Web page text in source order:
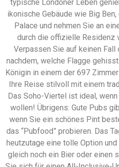
typische Londoner Leben
ikonische Gebäude wie Big
Palace und nehmen Sie an
durch die offizielle Residenz
Verpassen Sie auf keinen Fall
nachdem, welche Flagge
Königin in einem der 697
Ihre Reise stilvoll mit einem
Das Soho-Viertel ist ideal,
wollen! Übrigens: Gute Pubs
wenn Sie ein schönes Pint
das “Pubfood” probieren. Das
heutzutage eine tolle Option
gleich noch ein Bier oder einen